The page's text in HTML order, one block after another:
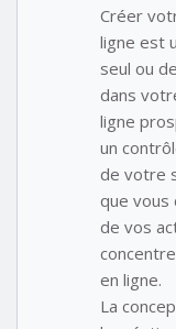
Créer
ligne est
seul ou
dans
ligne
un
de votre
que vous
de vos
en ligne.
La